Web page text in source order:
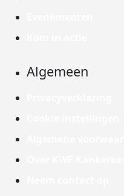
Algemeen